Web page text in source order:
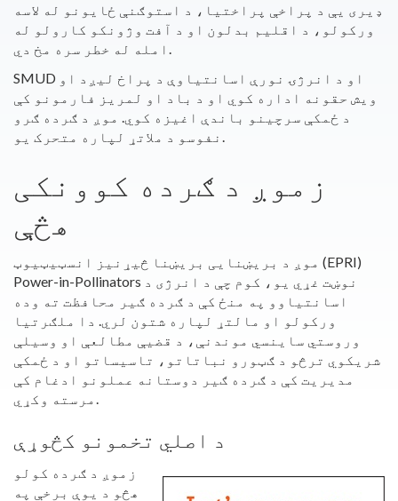
ډیری یې د پراخې پراختیا، د استوګنې ځایونو له لاسه
ورکولو، د اقلیم بدلون او د آفت وژونکو کارولو له
امله له خطر سره مخ دي.
SMUD او د انرژۍ نورې اسانتیاوې د پراخ لیږد او
ویش حقونه اداره کوي او د باد او لمریز فارمونو کې
د ځمکې سرچینو باندې اغیزه کوي. موږ د ګرده ګرو
نفوسو د ملاتړ لپاره متحرک یو.
زموږ د ګرده کوونکی
هڅې
موږ د بریښنایی بریښنا څیړنیز انسټیټیوټ (EPRI)
Power-in-Pollinators نوښت غړي یو، کوم چې د انرژی د
اسانتیاوو په منځ کې د ګرده ګیر محافظت ته وده
ورکولو او مالتړ لپاره شتون لري. دا ملګرتیا
وروستي ساینسي موندنې، د قضیې مطالعې او وسیلې
شریکوي ترڅو د ګټورو نباتاتو، تاسیساتو او د ځمکې
مدیریت کې د ګرده ګیر دوستانه عملونو ادغام کې
مرسته وکړي.
د اصلي تخمونو کڅوړې
زموږ د ګرده کولو
هڅو د یوې برخې په